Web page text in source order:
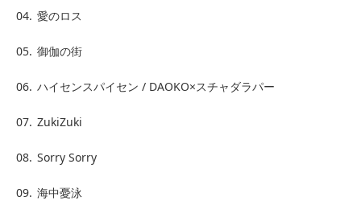
04. 愛のロス
05. 御伽の街
06. ハイセンスパイセン / DAOKO×スチャダラパー
07. ZukiZuki
08. Sorry Sorry
09. 海中憂泳